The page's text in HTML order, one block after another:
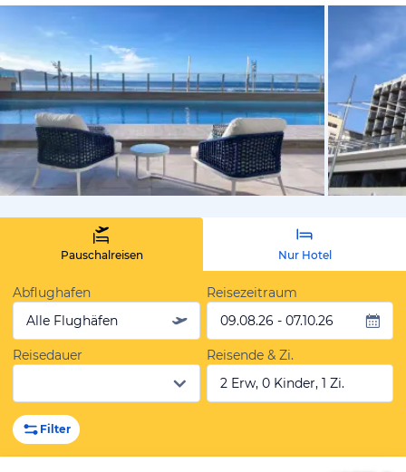
vom
Pauschalreisen Nur Hotel
Abflughafen
Alle Flughäfen
Reisezeitraum
09.08.26 - 07.10.26
Reisedauer
Reisende & Zi.
2 Erw, 0 Kinder, 1 Zi.
Filter